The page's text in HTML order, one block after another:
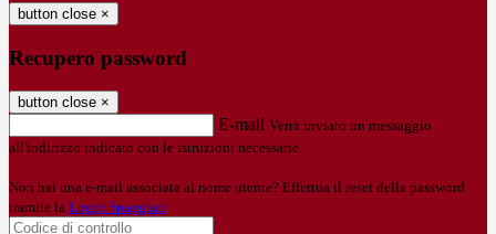
button close ×
Recupero password
button close ×
E-mail Verrà inviato un messaggio
all'indirizzo indicato con le istruzioni necessarie.
Non hai una e-mail associata al nome utente? Effettua il reset della password
tramite la Login Spaggiari